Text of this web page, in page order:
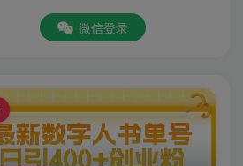
微信登录